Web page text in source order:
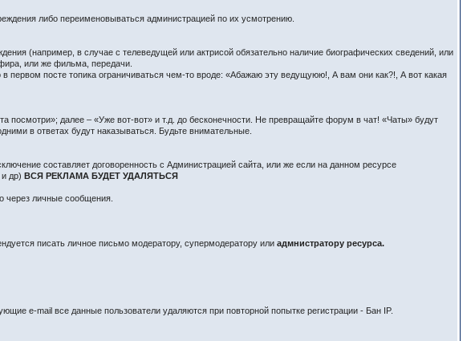
либо переименовываться администрацией по их усмотрению.
(например, в случае с телеведущей или актрисой обязательно наличие биографических сведений, или
или же фильма, передачи.
посте топика ограничиваться чем-то вроде: «Абажаю эту ведущуюю!, А вам они как?!, А вот какая
далее – «Уже вот-вот» и т.д. до бесконечности. Не превращайте форум в чат! «Чаты» будут
в ответах будут наказываться. Будьте внимательные.
составляет договоренность с Администрацией сайта, или же если на данном ресурсе
др) ВСЯ РЕКЛАМА БУДЕТ УДАЛЯТЬСЯ
через личные сообщения.
писать личное письмо модератору, супермодератору илиадмнистратору ресурса.
e-mail все данные пользователи удаляются при повторной попытке регистрации - Бан IP.